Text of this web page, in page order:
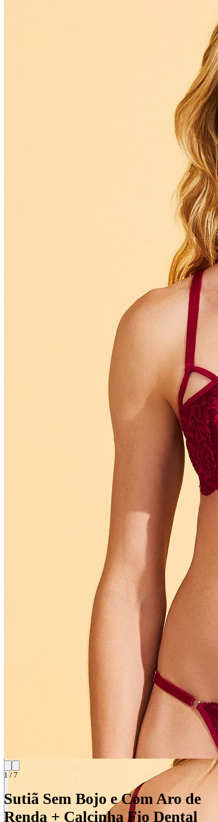
1 / 7
Sutiã Sem Bojo e Com Aro de
Renda + Calcinha Fio Dental